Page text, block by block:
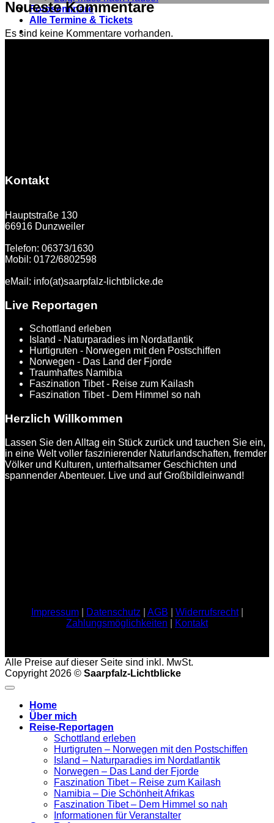
Fotoseminare
Alle Termine & Tickets
Neueste Kommentare
Es sind keine Kommentare vorhanden.
Kontakt
Hauptstraße 130
66916 Dunzweiler
Telefon: 06373/1630
Mobil: 0172/6802598
eMail: info(at)saarpfalz-lichtblicke.de
Live Reportagen
Schottland erleben
Island - Naturparadies im Nordatlantik
Hurtigruten - Norwegen mit den Postschiffen
Norwegen - Das Land der Fjorde
Traumhaftes Namibia
Faszination Tibet - Reise zum Kailash
Faszination Tibet - Dem Himmel so nah
Herzlich Willkommen
Lassen Sie den Alltag ein Stück zurück und tauchen Sie ein,
in eine Welt voller faszinierender Naturlandschaften, fremder
Völker und Kulturen, unterhaltsamer Geschichten und
spannender Abenteuer. Live und auf Großbildleinwand!
Impressum| Datenschutz AGB Widerrufsrecht|
Zahlungsmöglichkeiten
Kontakt
Alle Preise auf dieser Seite sind inkl. MwSt.
Copyright 2026 © Saarpfalz-Lichtblicke
Home
Über mich
Reise-Reportagen
Schottland erleben
Hurtigruten – Norwegen mit den Postschiffen
Island – Naturparadies im Nordatlantik
Norwegen – Das Land der Fjorde
Faszination Tibet – Reise zum Kailash
Namibia – Die Schönheit Afrikas
Faszination Tibet – Dem Himmel so nah
Informationen für Veranstalter